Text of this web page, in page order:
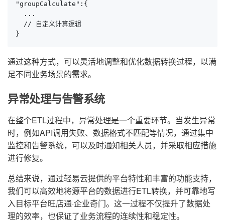
"groupCalculate":{
  ...
  // 自定义计算逻辑
}
通过这种方式，可以灵活地调整和优化数据转换过程，以满
足不同业务场景的需求。
异常处理与告警系统
在整个ETL过程中，异常处理是一个重要环节。当发生异常
时，例如API调用失败、数据格式不匹配等情况，通过集中
监控和告警系统，可以及时通知相关人员，并采取相应措施
进行修复。
总结来说，通过轻易云提供的平台特性和丰富的功能支持，
我们可以高效地将源平台的数据进行ETL转换，并可靠地写
入目标平台旺店通·企业奇门。这一过程不仅提升了数据处
理的效率，也保证了业务流程的连续性和稳定性。